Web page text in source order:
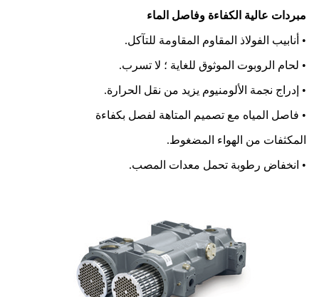
مبردات عالية الكفاءة وفاصل الماء
• أنابيب الفولاذ المقاوم المقاومة للتآكل.
• لحام الروبوت الموثوق للغاية ؛ لا تسرب.
• إدراج نجمة الألومنيوم يزيد من نقل الحرارة.
• فاصل المياه مع تصميم المتاهة لفصل بكفاءة
المكثفات من الهواء المضغوط.
• انخفاض رطوبة تحمل معدات المصب.